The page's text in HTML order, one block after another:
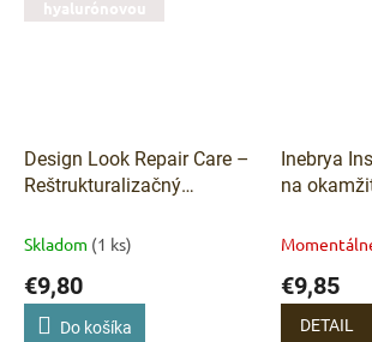
hyalurónovou
Design Look Repair Care –
Reštrukturalizačný
kyselinou hyalurónovou
Skladom (1 ks)
€9,80
Do košíka
Inebrya
na
€9,85
DETAIL